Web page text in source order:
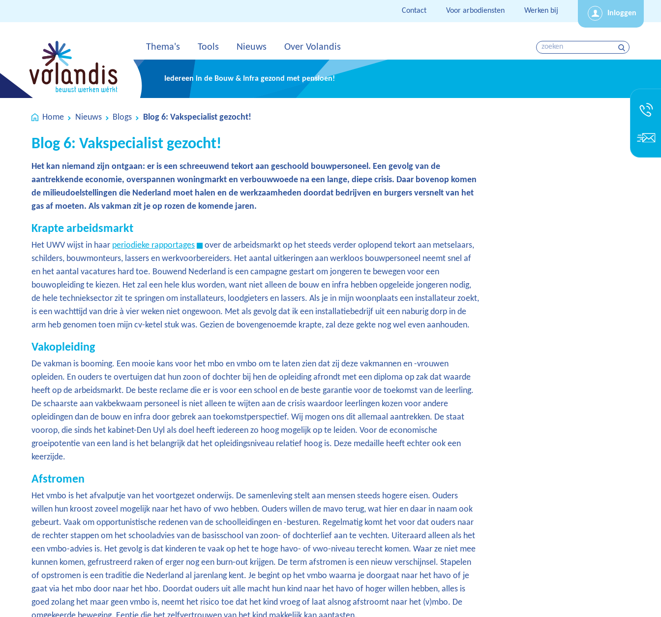
Contact Voor arbodiensten Werken bij Inloggen
Thema's Tools Nieuws Over Volandis
Iedereen in de Bouw & Infra gezond met pensioen!
Home Nieuws Blogs Blog 6: Vakspecialist gezocht!
Blog 6: Vakspecialist gezocht!
Het kan niemand zijn ontgaan: er is een schreeuwend tekort aan geschoold bouwpersoneel. Een gevolg van de
aantrekkende economie, overspannen woningmarkt en verbouwwoede na een lange, diepe crisis. Daar bovenop komen
de milieudoelstellingen die Nederland moet halen en de werkzaamheden doordat bedrijven en burgers versnelt van het
gas af moeten. Als vakman zit je op rozen de komende jaren.
Krapte arbeidsmarkt
Het UWV wijst in haar periodieke rapportages
over de arbeidsmarkt op het steeds verder oplopend tekort aan metselaars,
schilders, bouwmonteurs, lassers en werkvoorbereiders. Het aantal uitkeringen aan werkloos bouwpersoneel neemt snel af
en het aantal vacatures hard toe. Bouwend Nederland is een campagne gestart om jongeren te bewegen voor een
bouwopleiding te kiezen. Het zal een hele klus worden, want niet alleen de bouw en infra hebben opgeleide jongeren nodig,
de hele technieksector zit te springen om installateurs, loodgieters en lassers. Als je in mijn woonplaats een installateur zoekt,
is een wachttijd van drie à vier weken niet ongewoon. Met als gevolg dat ik een installatiebedrijf uit een naburig dorp in de
arm heb genomen toen mijn cv-ketel stuk was. Gezien de bovengenoemde krapte, zal deze gekte nog wel even aanhouden.
Vakopleiding
De vakman is booming. Een mooie kans voor het mbo en vmbo om te laten zien dat zij deze vakmannen en -vrouwen
opleiden. En ouders te overtuigen dat hun zoon of dochter bij hen de opleiding afrondt met een diploma op zak dat waarde
heeft op de arbeidsmarkt. De beste reclame die er is voor een school en de beste garantie voor de toekomst van de leerling.
De schaarste aan vakbekwaam personeel is niet alleen te wijten aan de crisis waardoor leerlingen kozen voor andere
opleidingen dan de bouw en infra door gebrek aan toekomstperspectief. Wij mogen ons dit allemaal aantrekken. De staat
voorop, die sinds het kabinet-Den Uyl als doel heeft iedereen zo hoog mogelijk op te leiden. Voor de economische
groeipotentie van een land is het belangrijk dat het opleidingsniveau relatief hoog is. Deze medaille heeft echter ook een
keerzijde.
Afstromen
Het vmbo is het afvalputje van het voortgezet onderwijs. De samenleving stelt aan mensen steeds hogere eisen. Ouders
willen hun kroost zoveel mogelijk naar het havo of vwo hebben. Ouders willen de mavo terug, wat hier en daar in naam ook
gebeurt. Vaak om opportunistische redenen van de schoolleidingen en -besturen. Regelmatig komt het voor dat ouders naar
de rechter stappen om het schooladvies van de basisschool van zoon- of dochterlief aan te vechten. Uiteraard alleen als het
een vmbo-advies is. Het gevolg is dat kinderen te vaak op het te hoge havo- of vwo-niveau terecht komen. Waar ze niet mee
kunnen komen, gefrustreerd raken of erger nog een burn-out krijgen. De term afstromen is een nieuw verschijnsel. Stapelen
of opstromen is een traditie die Nederland al jarenlang kent. Je begint op het vmbo waarna je doorgaat naar het havo of je
gaat via het mbo door naar het hbo. Doordat ouders uit alle macht hun kind naar het havo of hoger willen hebben, alles is
goed zolang het maar geen vmbo is, neemt het risico toe dat het kind vroeg of laat alsnog afstroomt naar het (v)mbo. De